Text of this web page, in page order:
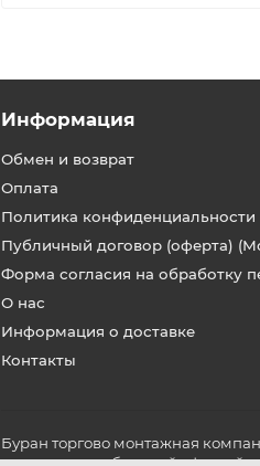
Информация
Обмен и возврат
Оплата
Политика конфиденциальности
Публичный договор (оферта)
Форма согласия на обработку
О нас
Информация о доставке
Контакты
Буран торгово монтажная